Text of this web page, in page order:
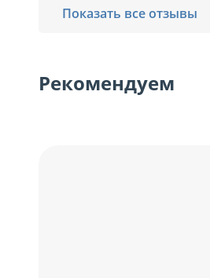
Показать все отзывы
Рекомендуем